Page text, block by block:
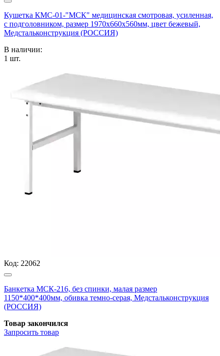
Кушетка КМС-01-"МСК" медицинская смотровая, усиленная,
с подголовником, размер 1970х660х560мм, цвет бежевый,
Медстальконструкция (РОССИЯ)
В наличии:
1 шт.
Код: 22062
Банкетка МСК-216, без спинки, малая размер
1150*400*400мм, обивка темно-серая, Медстальконструкция
(РОССИЯ)
Товар закончился
Запросить товар